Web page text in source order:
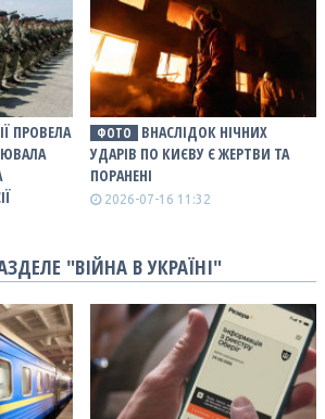
ПРОВЕЛА
ФОТО
ВНАСЛІДОК НІЧНИХ
УДАРІВ ПО КИЄВУ Є ЖЕРТВИ ТА
ПОРАНЕНІ
2026-07-16 11:32
"ВІЙНА В УКРАЇНІ"